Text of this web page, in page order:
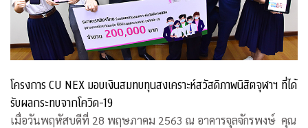
โครงการ CU NEX มอบเงินสมทบทุนสงเคราะห์สวัสดิภาพนิสิตจุฬาฯ ที่ได้
รับผลกระทบจากโควิด-19
เมื่อวันพฤหัสบดีที่ 28 พฤษภาคม 2563 ณ อาคารจุลจักรพงษ์ คุณ